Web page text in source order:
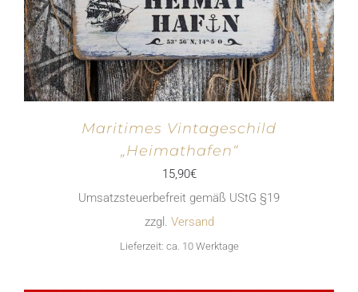
Maritimes Vintageschild
„Heimathafen“
15,90€
Umsatzsteuerbefreit gemäß UStG §19
zzgl. Versand
Lieferzeit: ca. 10 Werktage